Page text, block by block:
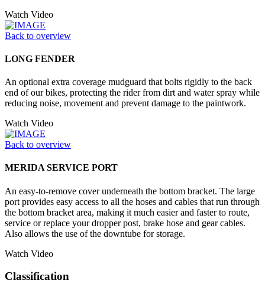
Watch Video
Back to overview
LONG FENDER
An optional extra coverage mudguard that bolts rigidly to the back
end of our bikes, protecting the rider from dirt and water spray while
reducing noise, movement and prevent damage to the paintwork.
Watch Video
Back to overview
MERIDA SERVICE PORT
An easy-to-remove cover underneath the bottom bracket. The large
port provides easy access to all the hoses and cables that run through
the bottom bracket area, making it much easier and faster to route,
service or replace your dropper post, brake hose and gear cables.
Also allows the use of the downtube for storage.
Watch Video
Classification